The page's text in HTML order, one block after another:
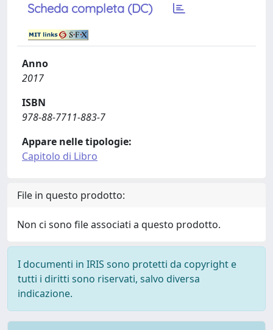
Scheda completa (DC)
Anno
2017
ISBN
978-88-7711-883-7
Appare nelle tipologie:
Capitolo di Libro
File in questo prodotto:
Non ci sono file associati a questo prodotto.
I documenti in IRIS sono protetti da copyright e
tutti i diritti sono riservati, salvo diversa
indicazione.